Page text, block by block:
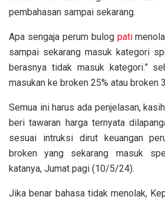
pembahasan sampai sekarang.
Apa sengaja perum bulog pati
sampai sekarang masuk kategori
berasnya tidak masuk kategori.”
masukan ke broken 25% atau broken
Semua ini harus ada penjelasan,
beri tawaran harga ternyata
sesuai intruksi dirut keuangan
broken yang sekarang masuk
katanya, Jumat pagi (10/5/24).
Jika benar bahasa tidak menolak,